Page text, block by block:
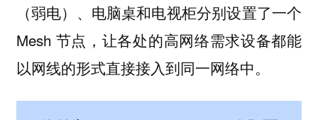
（弱电）、电脑桌和电视柜分别设置了一个
Mesh 节点，让各处的高网络需求设备都能
以网线的形式直接接入到同一网络中。